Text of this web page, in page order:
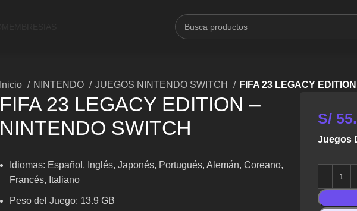
Inicio NINTENDO JUEGOS NINTENDO SWITCH FIFA 23 LEGACY
FIFA 23 LEGACY EDITION –
NINTENDO SWITCH
Idiomas: Español, Inglés, Japonés, Portugués, Alemán, Coreano,
Francés, Italiano
Peso del Juego: 13.9 GB
S/
Juegos